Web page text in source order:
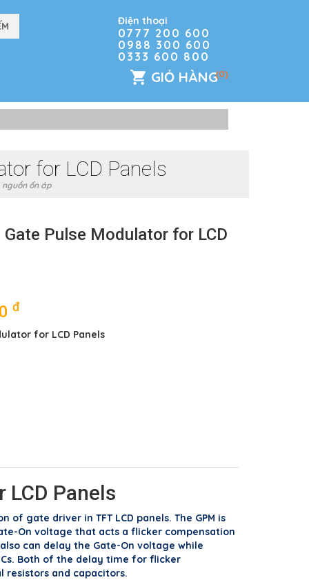
Điện thoại
0777 200 600
0988 300 600
0333 600 800
GIỎ HÀNG(0)
for LCD Panels
nguồn ổn áp
Pulse Modulator for LCD
đ
for LCD Panels
Panels
gate driver in TFT LCD panels. The GPM is
On voltage that acts a flicker compensation
can delay the Gate-On voltage while
Both of the delay time for flicker
resistors and capacitors.